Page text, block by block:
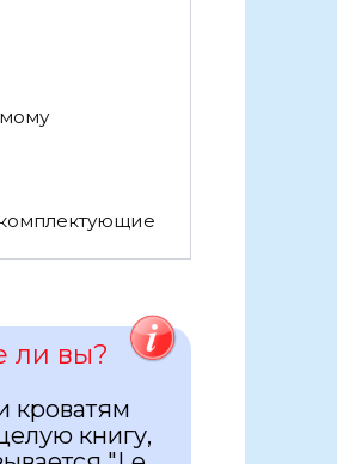
ли вы?
кроватям
книгу,